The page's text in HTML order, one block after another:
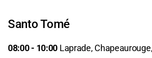
Santo Tomé
08:00 - 10:00 Laprade,